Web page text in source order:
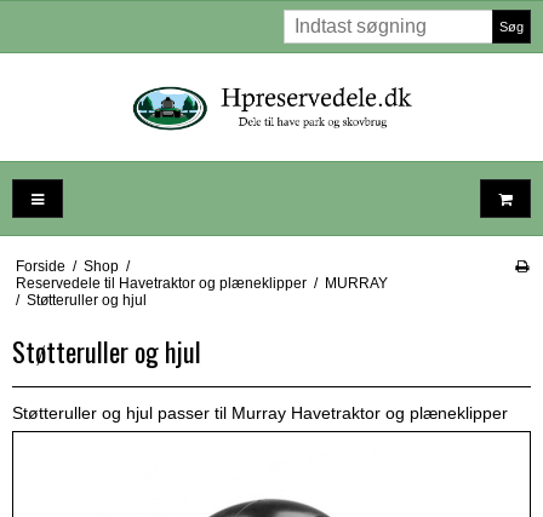
Søg
Forside / Shop /
Reservedele til Havetraktor og plæneklipper / MURRAY
/ Støtteruller og hjul
Støtteruller og hjul
Støtteruller og hjul passer til Murray Havetraktor og plæneklipper